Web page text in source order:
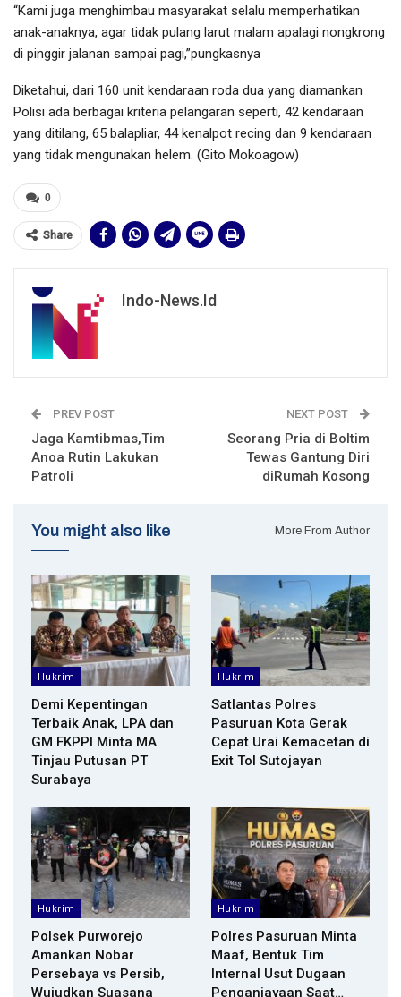
“Kami juga menghimbau masyarakat selalu memperhatikan
anak-anaknya, agar tidak pulang larut malam apalagi nongkrong
di pinggir jalanan sampai pagi,”pungkasnya
Diketahui, dari 160 unit kendaraan roda dua yang diamankan
Polisi ada berbagai kriteria pelangaran seperti, 42 kendaraan
yang ditilang, 65 balapliar, 44 kenalpot recing dan 9 kendaraan
yang tidak mengunakan helem. (Gito Mokoagow)
0
Share
Indo-News.id
PREV POST
Jaga Kamtibmas,Tim
Anoa Rutin Lakukan
Patroli
NEXT POST
Seorang Pria di Boltim
Tewas Gantung Diri
diRumah Kosong
You might also like More From Author
Hukrim
Demi Kepentingan
Terbaik Anak, LPA dan
GM FKPPI Minta MA
Tinjau Putusan PT
Surabaya
Hukrim
Satlantas Polres
Pasuruan Kota Gerak
Cepat Urai Kemacetan di
Exit Tol Sutojayan
Hukrim
Polsek Purworejo
Amankan Nobar
Persebaya vs Persib,
Wujudkan Suasana
Hukrim
Polres Pasuruan Minta
Maaf, Bentuk Tim
Internal Usut Dugaan
Penganiayaan Saat…